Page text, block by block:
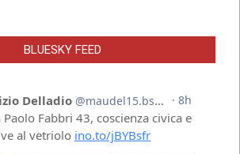
BLUESKY FEED